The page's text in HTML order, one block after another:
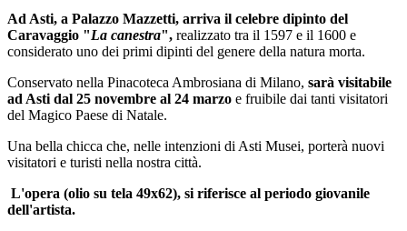
Ad Asti, a Palazzo Mazzetti, arriva il celebre dipinto del
Caravaggio "La canestra", realizzato tra il 1597 e il 1600 e
considerato uno dei primi dipinti del genere della natura morta.
Conservato nella Pinacoteca Ambrosiana di Milano, sarà visitabile
ad Asti dal 25 novembre al 24 marzo e fruibile dai tanti visitatori
del Magico Paese di Natale.
Una bella chicca che, nelle intenzioni di Asti Musei, porterà nuovi
visitatori e turisti nella nostra città.
L'opera (olio su tela 49x62), si riferisce al periodo giovanile
dell'artista.